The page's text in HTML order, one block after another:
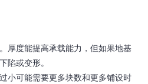
厚度能提高承载能力，但如果地基
陷或变形。
小可能需要更多块数和更多铺设时